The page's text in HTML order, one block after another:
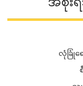
လုံခြုံရ